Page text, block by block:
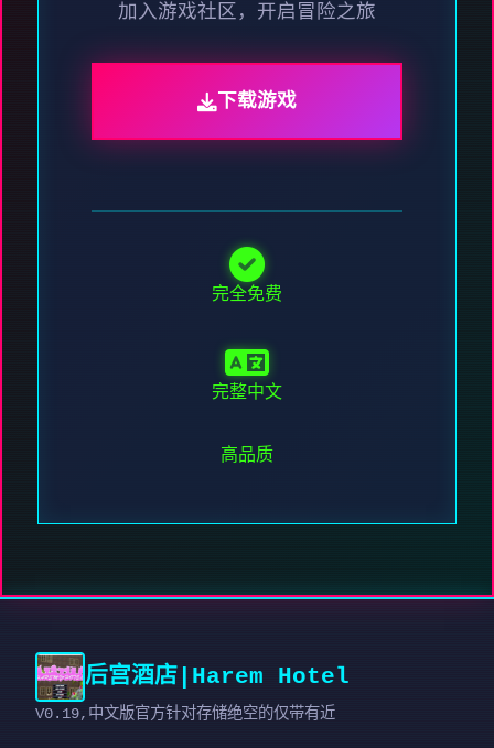
加入游戏社区，开启冒险之旅
下载游戏
完全免费
完整中文
高品质
后宫酒店|Harem Hotel
V0.19,中文版官方针对存储绝空的仅带有近